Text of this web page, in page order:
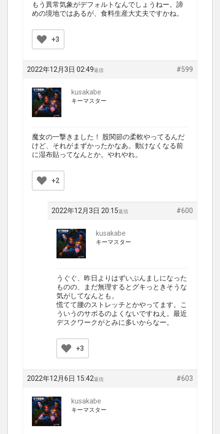
もう異常気象がデフォルトなんでしょうねー。諦
めの境地ではあるが、食料生産大丈夫ですかね。
+3
2022年12月3日 02:49 #599
返信
kusakabe
キーマスター
魔女の一撃きました！ 股関節の柔軟やってるんだ
けど、それがまずかったかなあ。動けなくなる前
に湿布貼ってなんとか。やれやれ。
+2
2022年12月3日 20:15 #600
返信
kusakabe
キーマスター
うぐぐ、昨日よりはずいぶんましになった
ものの、まだ無理するとグキっときそうな
気がしてなんとも。
慌てて腰のストレッチとかやってます。こ
ういうのサボるのよくないですねえ。最近
デスクワークがとみに多いからなー。
+3
2022年12月6日 15:42 #603
返信
kusakabe
キーマスター